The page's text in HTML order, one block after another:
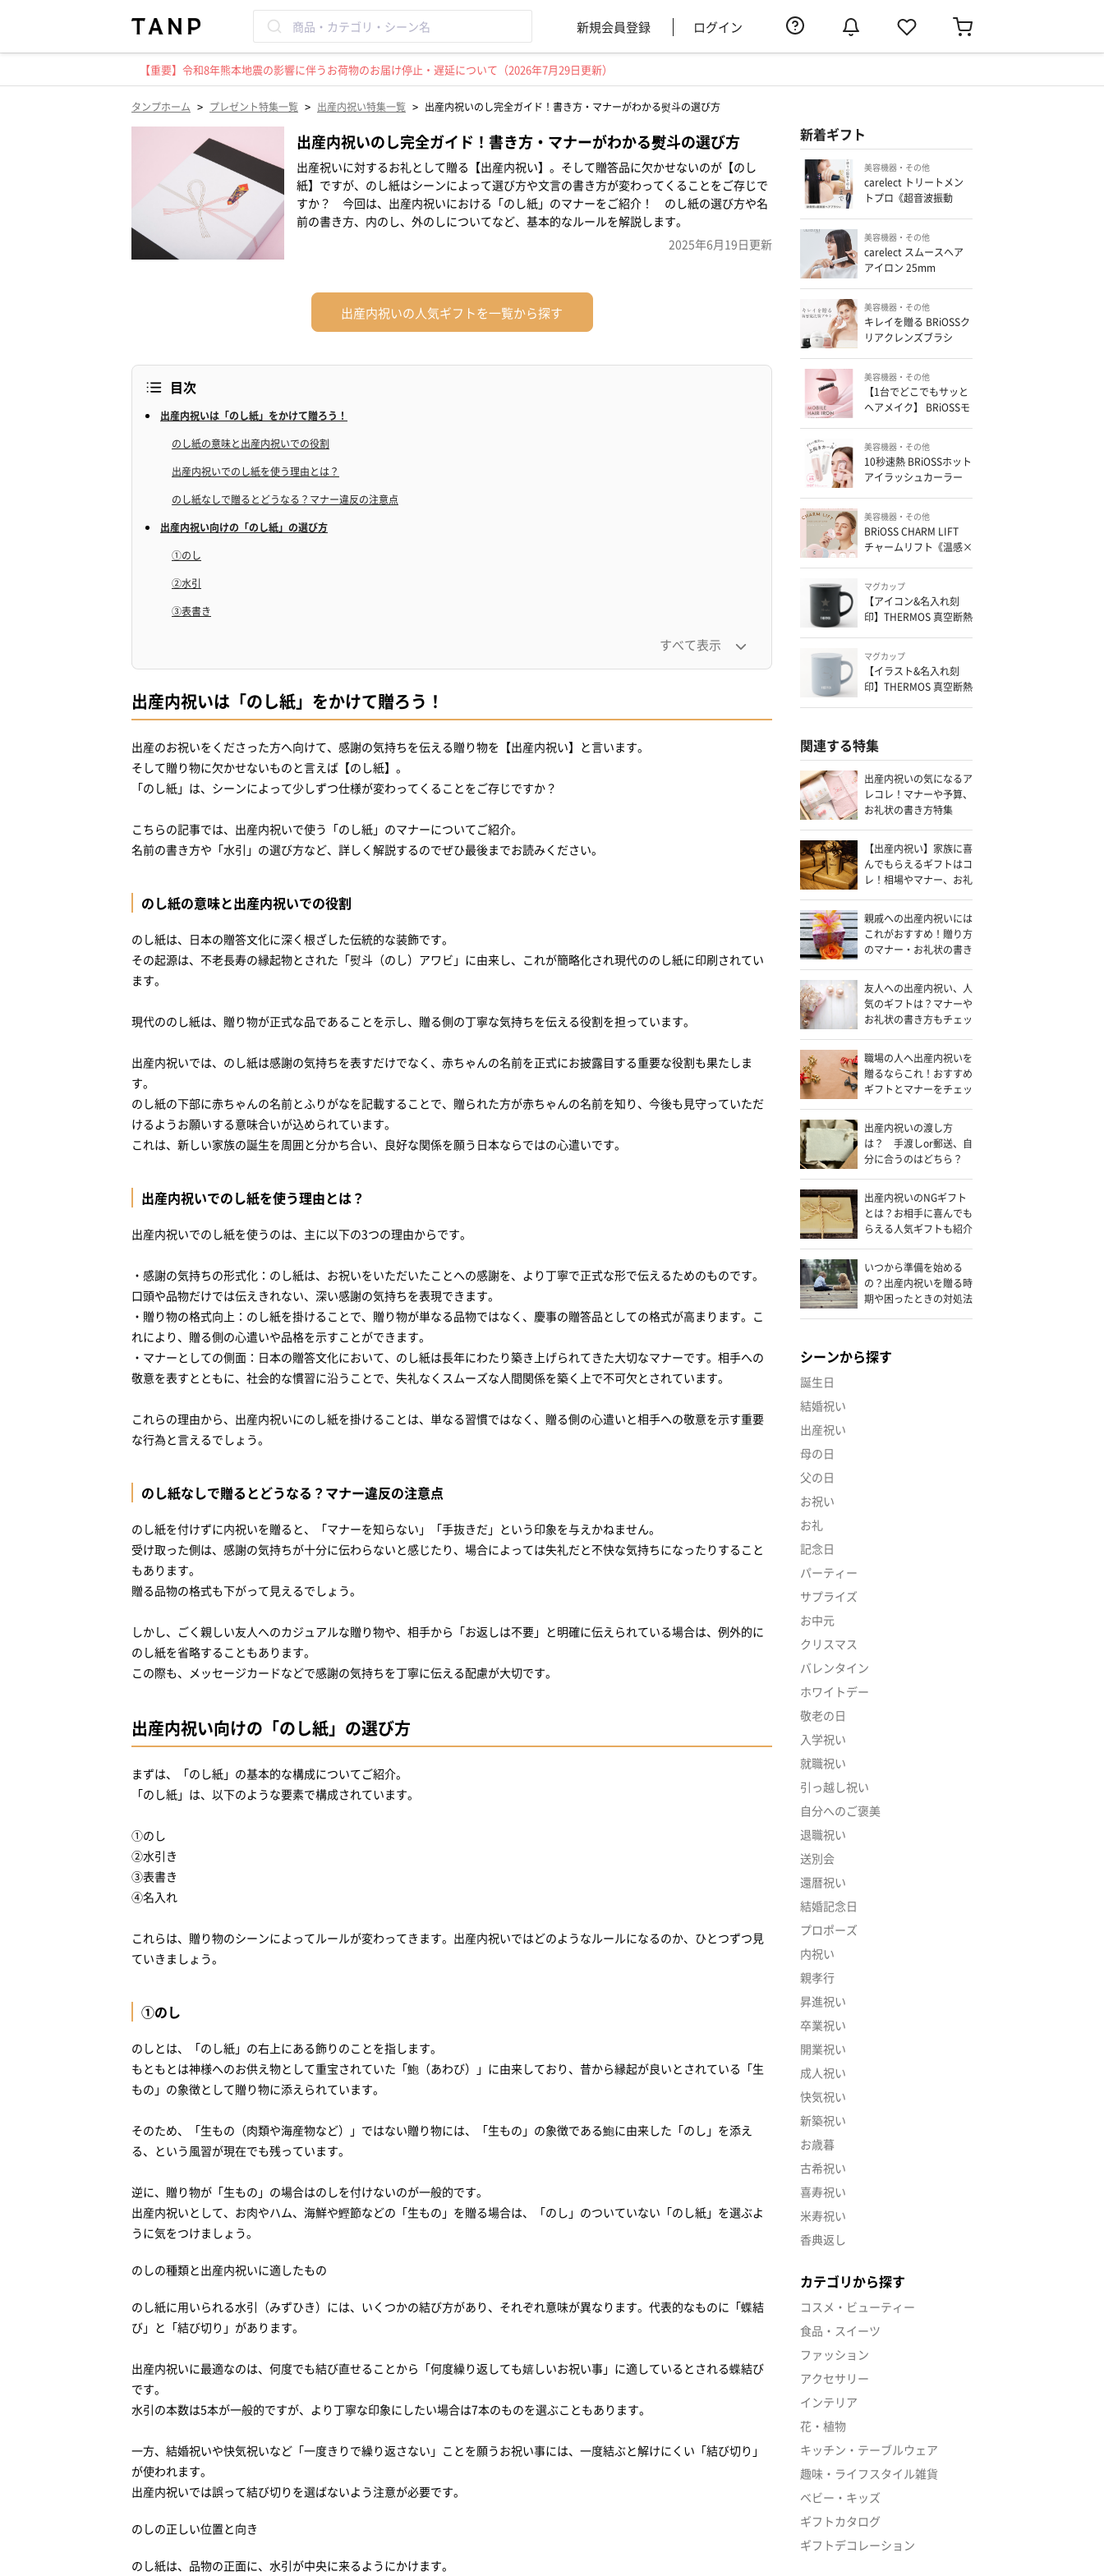
新規会員登録 ログイン
【重要】令和8年熊本地震の影響に伴うお荷物のお届け停止・遅延について（2026年7月29日更新）
タンプホーム > プレゼント特集一覧 > 出産内祝い特集一覧 > 出産内祝いのし完全ガイド！書き方・マナーがわかる熨斗の選び方
出産内祝いのし完全ガイド！書き方・マナーがわかる熨斗の選び方
出産祝いに対するお礼として贈る【出産内祝い】。そして贈答品に欠かせないのが【のし
紙】ですが、のし紙はシーンによって選び方や文言の書き方が変わってくることをご存じで
すか？ 今回は、出産内祝いにおける「のし紙」のマナーをご紹介！ のし紙の選び方や名
前の書き方、内のし、外のしについてなど、基本的なルールを解説します。
2025年6月19日更新
出産内祝いの人気ギフトを一覧から探す
すべて表示
目次
出産内祝いは「のし紙」をかけて贈ろう！
のし紙の意味と出産内祝いでの役割
出産内祝いでのし紙を使う理由とは？
のし紙なしで贈るとどうなる？マナー違反の注意点
出産内祝い向けの「のし紙」の選び方
①のし
②水引
③表書き
「のし紙」の書き方のマナー
のし紙に記入する際の基本ルール
筆記用具の選び方と書き方のコツ
間違えた場合の対処法は？
「内のし」と「外のし」の使い分け方
短冊のしとは何か？通常ののしとの違い
出産祝いの内祝いのし表書きは？
出産内祝いは「のし紙」をかけて贈ろう！
出産のお祝いをくださった方へ向けて、感謝の気持ちを伝える贈り物を【出産内祝い】と言います。
そして贈り物に欠かせないものと言えば【のし紙】。
「のし紙」は、シーンによって少しずつ仕様が変わってくることをご存じですか？
こちらの記事では、出産内祝いで使う「のし紙」のマナーについてご紹介。
名前の書き方や「水引」の選び方など、詳しく解説するのでぜひ最後までお読みください。
のし紙の意味と出産内祝いでの役割
のし紙は、日本の贈答文化に深く根ざした伝統的な装飾です。
その起源は、不老長寿の縁起物とされた「熨斗（のし）アワビ」に由来し、これが簡略化され現代ののし紙に印刷されてい
ます。
現代ののし紙は、贈り物が正式な品であることを示し、贈る側の丁寧な気持ちを伝える役割を担っています。
出産内祝いでは、のし紙は感謝の気持ちを表すだけでなく、赤ちゃんの名前を正式にお披露目する重要な役割も果たしま
す。
のし紙の下部に赤ちゃんの名前とふりがなを記載することで、贈られた方が赤ちゃんの名前を知り、今後も見守っていただ
けるようお願いする意味合いが込められています。
これは、新しい家族の誕生を周囲と分かち合い、良好な関係を願う日本ならではの心遣いです。
出産内祝いでのし紙を使う理由とは？
出産内祝いでのし紙を使うのは、主に以下の3つの理由からです。
・感謝の気持ちの形式化：のし紙は、お祝いをいただいたことへの感謝を、より丁寧で正式な形で伝えるためのものです。
口頭や品物だけでは伝えきれない、深い感謝の気持ちを表現できます。
・贈り物の格式向上：のし紙を掛けることで、贈り物が単なる品物ではなく、慶事の贈答品としての格式が高まります。こ
れにより、贈る側の心遣いや品格を示すことができます。
・マナーとしての側面：日本の贈答文化において、のし紙は長年にわたり築き上げられてきた大切なマナーです。相手への
敬意を表すとともに、社会的な慣習に沿うことで、失礼なくスムーズな人間関係を築く上で不可欠とされています。
これらの理由から、出産内祝いにのし紙を掛けることは、単なる習慣ではなく、贈る側の心遣いと相手への敬意を示す重要
な行為と言えるでしょう。
のし紙なしで贈るとどうなる？マナー違反の注意点
のし紙を付けずに内祝いを贈ると、「マナーを知らない」「手抜きだ」という印象を与えかねません。
受け取った側は、感謝の気持ちが十分に伝わらないと感じたり、場合によっては失礼だと不快な気持ちになったりすること
もあります。
贈る品物の格式も下がって見えるでしょう。
しかし、ごく親しい友人へのカジュアルな贈り物や、相手から「お返しは不要」と明確に伝えられている場合は、例外的に
のし紙を省略することもあります。
この際も、メッセージカードなどで感謝の気持ちを丁寧に伝える配慮が大切です。
出産内祝い向けの「のし紙」の選び方
まずは、「のし紙」の基本的な構成についてご紹介。
「のし紙」は、以下のような要素で構成されています。
①のし
②水引き
③表書き
④名入れ
これらは、贈り物のシーンによってルールが変わってきます。出産内祝いではどのようなルールになるのか、ひとつずつ見
ていきましょう。
①のし
のしとは、「のし紙」の右上にある飾りのことを指します。
もともとは神様へのお供え物として重宝されていた「鮑（あわび）」に由来しており、昔から縁起が良いとされている「生
もの」の象徴として贈り物に添えられています。
そのため、「生もの（肉類や海産物など）」ではない贈り物には、「生もの」の象徴である鮑に由来した「のし」を添え
る、という風習が現在でも残っています。
逆に、贈り物が「生もの」の場合はのしを付けないのが一般的です。
出産内祝いとして、お肉やハム、海鮮や鰹節などの「生もの」を贈る場合は、「のし」のついていない「のし紙」を選ぶよ
うに気をつけましょう。
のしの種類と出産内祝いに適したもの
のし紙に用いられる水引（みずひき）には、いくつかの結び方があり、それぞれ意味が異なります。代表的なものに「蝶結
び」と「結び切り」があります。
出産内祝いに最適なのは、何度でも結び直せることから「何度繰り返しても嬉しいお祝い事」に適しているとされる蝶結び
です。
水引の本数は5本が一般的ですが、より丁寧な印象にしたい場合は7本のものを選ぶこともあります。
一方、結婚祝いや快気祝いなど「一度きりで繰り返さない」ことを願うお祝い事には、一度結ぶと解けにくい「結び切り」
が使われます。
出産内祝いでは誤って結び切りを選ばないよう注意が必要です。
のしの正しい位置と向き
のし紙は、品物の正面に、水引が中央に来るようにかけます。
新着ギフト
美容機器・その他
carelect トリートメン
トプロ《超音波振動
美容機器・その他
carelect スムースヘア
アイロン 25mm
美容機器・その他
キレイを贈る BRiOSSク
リアクレンズブラシ
美容機器・その他
【1台でどこでもサッと
ヘアメイク】 BRiOSSモ
美容機器・その他
10秒速熱 BRiOSSホット
アイラッシュカーラー
美容機器・その他
BRiOSS CHARM LIFT
チャームリフト《温感×
マグカップ
【アイコン&名入れ刻
印】THERMOS 真空断熱
マグカップ
【イラスト&名入れ刻
印】THERMOS 真空断熱
関連する特集
出産内祝いの気になるア
レコレ！マナーや予算、
お礼状の書き方特集
【出産内祝い】家族に喜
んでもらえるギフトはコ
レ！相場やマナー、お礼
親戚への出産内祝いには
これがおすすめ！贈り方
のマナー・お礼状の書き
友人への出産内祝い、人
気のギフトは？マナーや
お礼状の書き方もチェッ
職場の人へ出産内祝いを
贈るならこれ！おすすめ
ギフトとマナーをチェッ
出産内祝いの渡し方
は？ 手渡しor郵送、自
分に合うのはどちら？
出産内祝いのNGギフト
とは？お相手に喜んでも
らえる人気ギフトも紹介
いつから準備を始める
の？出産内祝いを贈る時
期や困ったときの対処法
シーンから探す
誕生日
結婚祝い
出産祝い
母の日
父の日
お祝い
お礼
記念日
パーティー
サプライズ
お中元
クリスマス
バレンタイン
ホワイトデー
敬老の日
入学祝い
就職祝い
引っ越し祝い
自分へのご褒美
退職祝い
送別会
還暦祝い
結婚記念日
プロポーズ
内祝い
親孝行
昇進祝い
卒業祝い
開業祝い
成人祝い
快気祝い
新築祝い
お歳暮
古希祝い
喜寿祝い
米寿祝い
香典返し
カテゴリから探す
コスメ・ビューティー
食品・スイーツ
ファッション
アクセサリー
インテリア
花・植物
キッチン・テーブルウェア
趣味・ライフスタイル雑貨
ベビー・キッズ
ギフトカタログ
ギフトデコレーション